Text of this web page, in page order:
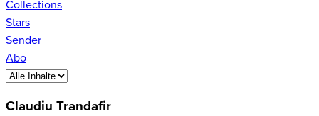
Collections
Stars
Sender
Abo
Claudiu Trandafir